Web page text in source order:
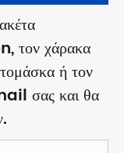
τον χάρακα
ή τον
σας και θα